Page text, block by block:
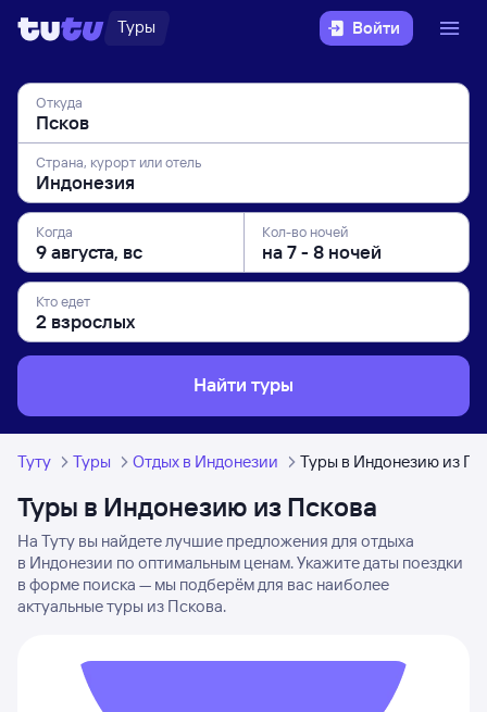
Туры Войти
Откуда
Страна, курорт или отель
Когда Кол-во ночей
Кто едет
Найти туры
Туту Туры Отдых в Индонезии Туры в Индонезию из
Туры в Индонезию из Пскова
На Туту вы найдете лучшие предложения для отдыха
в Индонезии по оптимальным ценам. Укажите даты поездки
в форме поиска — мы подберём для вас наиболее
актуальные туры из Пскова.